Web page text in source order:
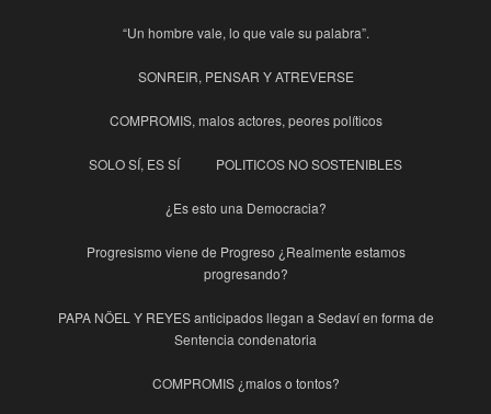
“Un hombre vale, lo que vale su palabra”.
SONREIR, PENSAR Y ATREVERSE
COMPROMIS, malos actores, peores políticos
SOLO SÍ, ES SÍ POLITICOS NO SOSTENIBLES
¿Es esto una Democracia?
Progresismo viene de Progreso ¿Realmente estamos
progresando?
PAPA NÖEL Y REYES anticipados llegan a Sedaví en forma de
Sentencia condenatoria
COMPROMIS ¿malos o tontos?